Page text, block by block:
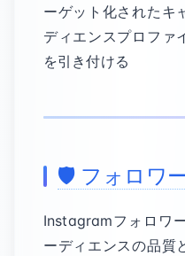
ーゲット化されたキ
ディエンスプロファ
を引き付ける
🛡️ フォロワ
Instagramフォロワ
ーディエンスの品質